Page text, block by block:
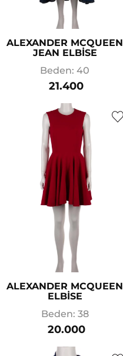
ALEXANDER MCQUEEN
JEAN ELBİSE
Beden: 40
21.400
ALEXANDER MCQUEEN
ELBİSE
Beden: 38
20.000